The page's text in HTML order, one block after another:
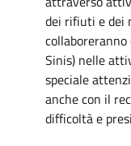
dei rifiuti e dei
collaboreranno
Sinis) nelle
speciale
anche con il
difficoltà e